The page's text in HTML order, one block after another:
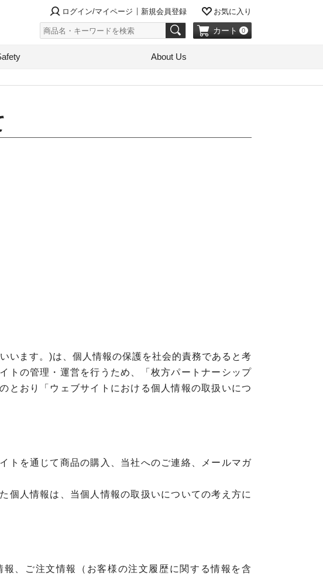
ログイン/マイページ 新規会員登録 お気に入り
カート 0
About Us
います。)は、個人情報の保護を社会的責務であると考
トの管理・運営を行うため、「枚方パートナーシップ
おり「ウェブサイトにおける個人情報の取扱いにつ
トを通じて商品の購入、当社へのご連絡、メールマガ
個人情報は、当個人情報の取扱いについての考え方に
、ご注文情報（お客様の注文履歴に関する情報を含